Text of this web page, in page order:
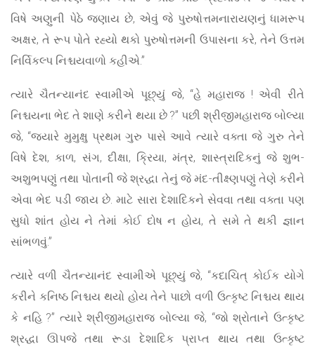
વિષે અણુની પેઠે જણાય છે, એવું જે પુરુષોત્તમનારાયણનું ધામરૂપ
અક્ષર, તે રૂપ પોતે રહ્યો થકો પુરુષોત્તમની ઉપાસના કરે, તેને ઉત્તમ
નિર્વિકલ્પ નિશ્ચયવાળો કહીએ.”
ત્યારે ચૈતન્યાનંદ સ્વામીએ પૂછ્યું જે, “હે મહારાજ ! એવી રીતે
નિશ્ચયના ભેદ તે શાણે કરીને થયા છે ?” પછી શ્રીજીમહારાજ બોલ્યા
જે, “જ્યારે મુમુક્ષુ પ્રથમ ગુરુ પાસે આવે ત્યારે વક્તા જે ગુરુ તેને
વિષે દેશ, કાળ, સંગ, દીક્ષા, ક્રિયા, મંત્ર, શાસ્ત્રાદિકનું જે શુભ-
અશુભપણું તથા પોતાની જે શ્રદ્ધા તેનું જે મંદ-તીક્ષ્ણપણું તેણે કરીને
એવા ભેદ પડી જાય છે. માટે સારા દેશાદિકને સેવવા તથા વક્તા પણ
સુધો શાંત હોય ને તેમાં કોઈ દોષ ન હોય, તે સમે તે થકી જ્ઞાન
સાંભળવું.”
ત્યારે વળી ચૈતન્યાનંદ સ્વામીએ પૂછ્યું જે, “કદાચિત્ કોઈક યોગે
કરીને કનિષ્ઠ નિશ્ચય થયો હોય તેને પાછો વળી ઉત્કૃષ્ટ નિશ્ચય થાય
કે નહિ ?” ત્યારે શ્રીજીમહારાજ બોલ્યા જે, “જો શ્રોતાને ઉત્કૃષ્ટ
શ્રદ્ધા ઊપજે તથા રૂડા દેશાદિક પ્રાપ્ત થાય તથા ઉત્કૃષ્ટ